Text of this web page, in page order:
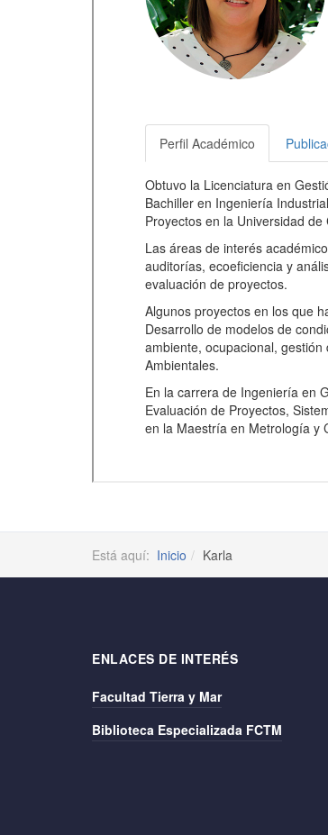
Está aquí: Inicio Karla
ENLACES DE INTERÉS
Facultad Tierra y Mar
Biblioteca Especializada FCTM